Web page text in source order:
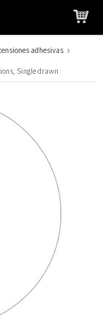
adhesivas
Single drawn